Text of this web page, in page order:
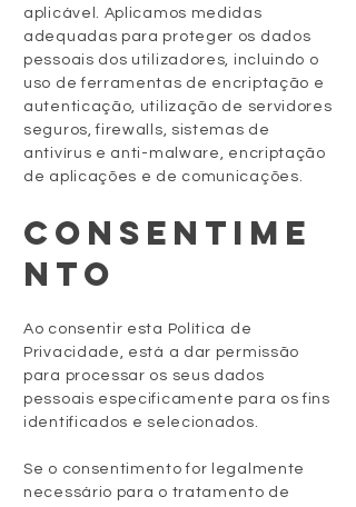
aplicável. Aplicamos medidas
adequadas para proteger os dados
pessoais dos utilizadores, incluindo o
uso de ferramentas de encriptação e
autenticação, utilização de servidores
seguros, firewalls, sistemas de
antivírus e anti-malware, encriptação
de aplicações e de comunicações.
CONSENTIME
NTO
Ao consentir esta Política de
Privacidade, está a dar permissão
para processar os seus dados
pessoais especificamente para os fins
identificados e selecionados.
Se o consentimento for legalmente
necessário para o tratamento de